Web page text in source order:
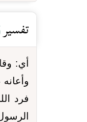
تفسير
أي:
فرد